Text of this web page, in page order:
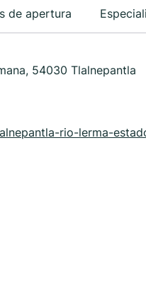
de apertura
54030 Tlalnepantla
rio-lerma-